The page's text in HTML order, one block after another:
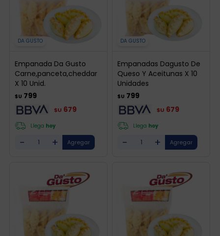
DA GUSTO
Empanada Da Gusto
Carne,panceta,cheddar
X 10 Unid.
$U 799
$U 679
Llega hoy
- +
DA GUSTO
Empanadas Dagusto De
Queso Y Aceitunas X 10
Unidades
$U 799
$U 679
Llega hoy
- +